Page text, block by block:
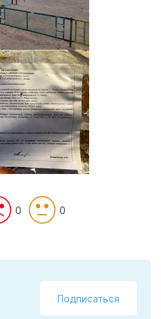
0 0
Подписаться